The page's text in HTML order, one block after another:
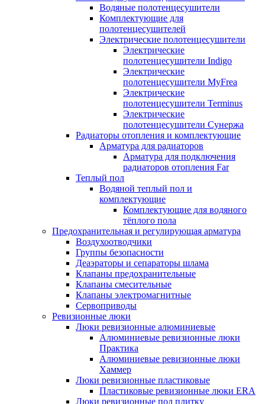
Водяные полотенцесушители
Комплектующие для
полотенцесушителей
Электрические полотенцесушители
Электрические
полотенцесушители Indigo
Электрические
полотенцесушители MyFrea
Электрические
полотенцесушители Terminus
Электрические
полотенцесушители Сунержа
Радиаторы отопления и комплектующие
Арматура для радиаторов
Арматура для подключения
радиаторов отопления Far
Теплый пол
Водяной теплый пол и
комплектующие
Комплектующие для водяного
тёплого пола
Предохранительная и регулирующая арматура
Воздухоотводчики
Группы безопасности
Деаэраторы и сепараторы шлама
Клапаны предохранительные
Клапаны смесительные
Клапаны электромагнитные
Сервоприводы
Ревизионные люки
Люки ревизионные алюминиевые
Алюминиевые ревизионные люки
Практика
Алюминиевые ревизионные люки
Хаммер
Люки ревизионные пластиковые
Пластиковые ревизионные люки ERA
Люки ревизионные под плитку